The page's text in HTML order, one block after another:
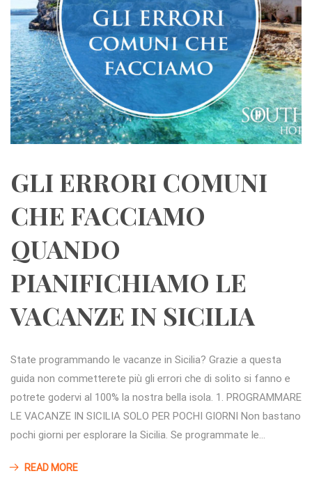
GLI ERRORI COMUNI
CHE FACCIAMO
QUANDO
PIANIFICHIAMO LE
VACANZE IN SICILIA
State programmando le vacanze in Sicilia? Grazie a questa
guida non commetterete più gli errori che di solito si fanno e
potrete godervi al 100% la nostra bella isola. 1. PROGRAMMARE
LE VACANZE IN SICILIA SOLO PER POCHI GIORNI Non bastano
pochi giorni per esplorare la Sicilia. Se programmate le…
READ MORE